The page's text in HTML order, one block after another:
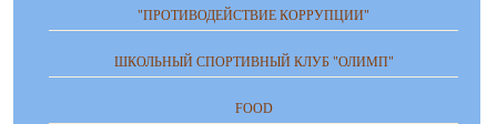
"ПРОТИВОДЕЙСТВИЕ КОРРУПЦИИ"
ШКОЛЬНЫЙ СПОРТИВНЫЙ КЛУБ "ОЛИМП"
FOOD